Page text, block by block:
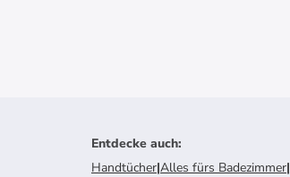
Entdecke auch:
Handtücher|Alles fürs Badezimmer|